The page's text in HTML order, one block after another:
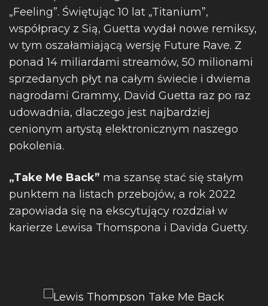
„Feeling”. Świętując 10 lat „Titanium”,
współpracy z Sią, Guetta wydał nowe remiksy,
w tym oszałamiającą wersję Future Rave. Z
ponad 14 miliardami streamów, 50 milionami
sprzedanych płyt na całym świecie i dwiema
nagrodami Grammy, David Guetta raz po raz
udowadnia, dlaczego jest najbardziej
cenionym artystą elektronicznym naszego
pokolenia.
„Take Me Back” ma szansę stać się stałym
punktem na listach przebojów, a rok 2022
zapowiada się na ekscytujący rozdział w
karierze Lewisa Thomspona i Davida Guetty.